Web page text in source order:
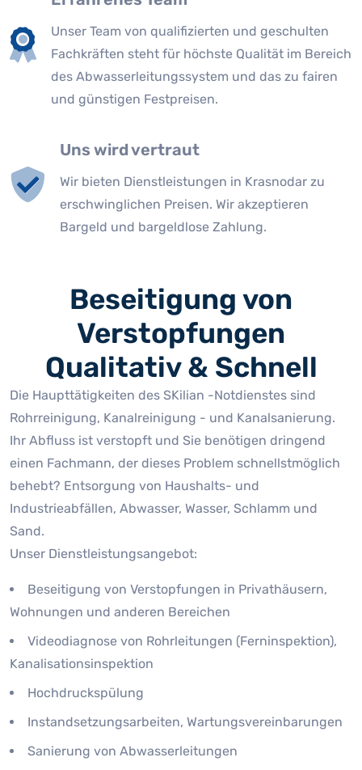
Unser Team von qualifizierten und geschulten
Fachkräften steht für höchste Qualität im Bereich
des Abwasserleitungssystem und das zu fairen
und günstigen Festpreisen.
Uns wird vertraut
Wir bieten Dienstleistungen in Krasnodar zu
erschwinglichen Preisen. Wir akzeptieren
Bargeld und bargeldlose Zahlung.
Beseitigung von
Verstopfungen
Qualitativ & Schnell
Die Haupttätigkeiten des SKilian -Notdienstes sind
Rohrreinigung, Kanalreinigung - und Kanalsanierung.
Ihr Abfluss ist verstopft und Sie benötigen dringend
einen Fachmann, der dieses Problem schnellstmöglich
behebt? Entsorgung von Haushalts- und
Industrieabfällen, Abwasser, Wasser, Schlamm und
Sand.
Unser Dienstleistungsangebot:
Beseitigung von Verstopfungen in Privathäusern,
Wohnungen und anderen Bereichen
Videodiagnose von Rohrleitungen (Ferninspektion),
Kanalisationsinspektion
Hochdruckspülung
Instandsetzungsarbeiten, Wartungsvereinbarungen
Sanierung von Abwasserleitungen